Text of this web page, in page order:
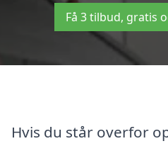
Få 3 tilbud, gratis
Hvis du står overfor